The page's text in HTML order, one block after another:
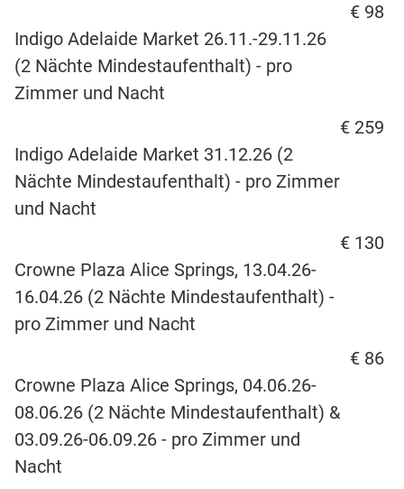
€ 98
Indigo Adelaide Market 26.11.-29.11.26
(2 Nächte Mindestaufenthalt) - pro
Zimmer und Nacht
€ 259
Indigo Adelaide Market 31.12.26 (2
Nächte Mindestaufenthalt) - pro Zimmer
und Nacht
€ 130
Crowne Plaza Alice Springs, 13.04.26-
16.04.26 (2 Nächte Mindestaufenthalt) -
pro Zimmer und Nacht
€ 86
Crowne Plaza Alice Springs, 04.06.26-
08.06.26 (2 Nächte Mindestaufenthalt) &
03.09.26-06.09.26 - pro Zimmer und
Nacht